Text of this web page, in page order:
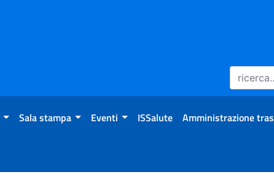
Sala stampa Eventi ISSalute Amministrazione